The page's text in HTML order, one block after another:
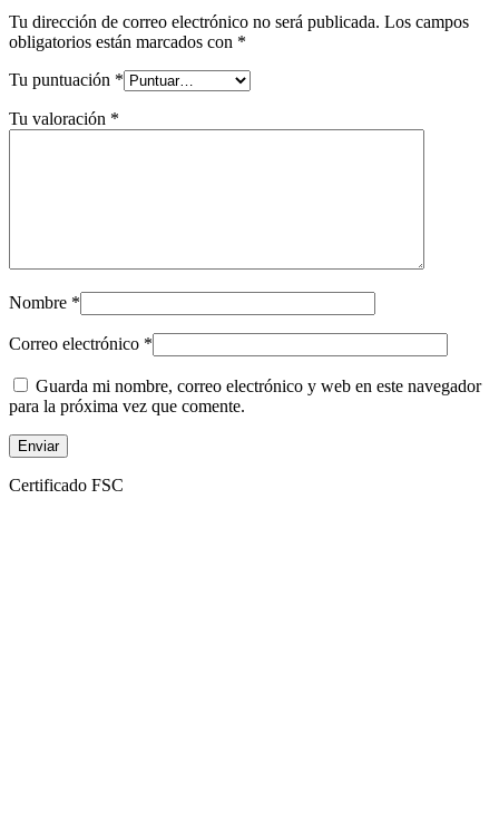
Tu dirección de correo electrónico no será publicada. Los campos
obligatorios están marcados con *
Tu puntuación *
Tu valoración *
Nombre *
Correo electrónico *
Guarda mi nombre, correo electrónico y web en este navegador
para la próxima vez que comente.
Certificado FSC